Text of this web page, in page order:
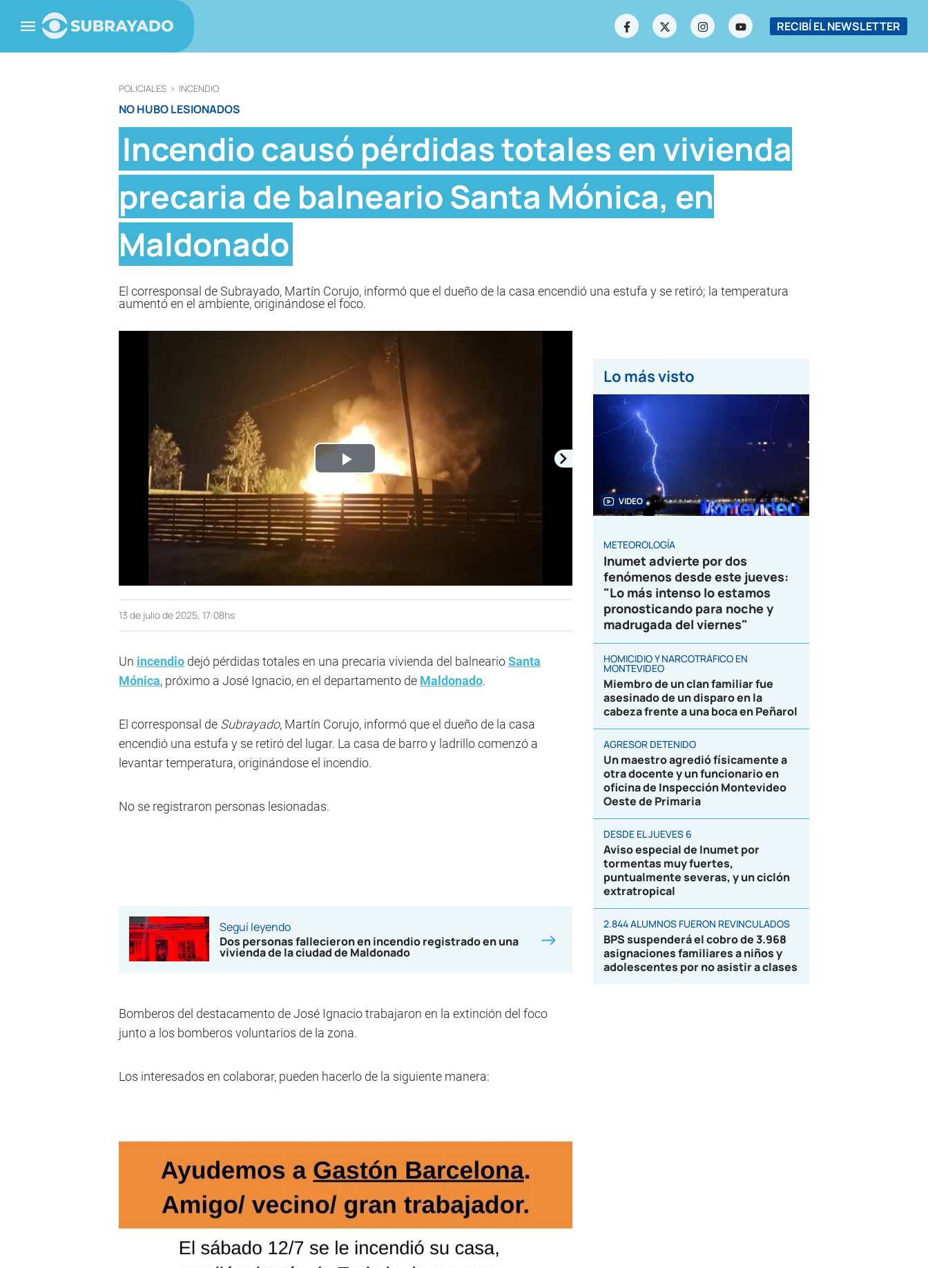
RECIBÍ EL NEWSLETTER
POLICIALES > INCENDIO
NO HUBO LESIONADOS
Incendio causó pérdidas totales en vivienda
precaria de balneario Santa Mónica, en
Maldonado
El corresponsal de Subrayado, Martín Corujo, informó que el dueño de la casa encendió una estufa y se retiró; la temperatura
aumentó en el ambiente, originándose el foco.
Play
Video
13 de julio de 2025, 17:08hs
Un incendio dejó pérdidas totales en una precaria vivienda del balnearioSanta
Mónica, próximo a José Ignacio, en el departamento de Maldonado.
El corresponsal de Subrayado, Martín Corujo, informó que el dueño de la casa
encendió una estufa y se retiró del lugar. La casa de barro y ladrillo comenzó a
levantar temperatura, originándose el incendio.
No se registraron personas lesionadas.
Seguí leyendo
Dos personas fallecieron en incendio registrado en una
vivienda de la ciudad de Maldonado
Bomberos del destacamento de José Ignacio trabajaron en la extinción del foco
junto a los bomberos voluntarios de la zona.
Los interesados en colaborar, pueden hacerlo de la siguiente manera:
Lo más visto
VIDEO
METEOROLOGÍA
Inumet advierte por dos
fenómenos desde este jueves:
"Lo más intenso lo estamos
pronosticando para noche y
madrugada del viernes"
HOMICIDIO Y NARCOTRÁFICO EN
MONTEVIDEO
Miembro de un clan familiar fue
asesinado de un disparo en la
cabeza frente a una boca en Peñarol
AGRESOR DETENIDO
Un maestro agredió físicamente a
otra docente y un funcionario en
oficina de Inspección Montevideo
Oeste de Primaria
DESDE EL JUEVES 6
Aviso especial de Inumet por
tormentas muy fuertes,
puntualmente severas, y un ciclón
extratropical
2.844 ALUMNOS FUERON REVINCULADOS
BPS suspenderá el cobro de 3.968
asignaciones familiares a niños y
adolescentes por no asistir a clases